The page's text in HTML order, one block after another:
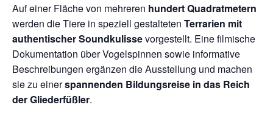
Auf einer Fläche von mehreren hundert Quadratmetern
werden die Tiere in speziell gestalteten Terrarien mit
authentischer Soundkulissevorgestellt. Eine filmische
Dokumentation über Vogelspinnen sowie informative
Beschreibungen ergänzen die Ausstellung und machen
sie zu einerspannenden Bildungsreise in das Reich
der Gliederfüßler.